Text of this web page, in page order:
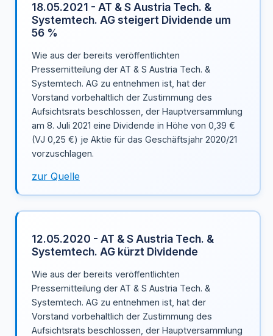
18.05.2021 - AT & S Austria Tech. &
Systemtech. AG steigert Dividende um
56 %
Wie aus der bereits veröffentlichten
Pressemitteilung der AT & S Austria Tech. &
Systemtech. AG zu entnehmen ist, hat der
Vorstand vorbehaltlich der Zustimmung des
Aufsichtsrats beschlossen, der Hauptversammlung
am 8. Juli 2021 eine Dividende in Höhe von 0,39 €
(VJ 0,25 €) je Aktie für das Geschäftsjahr 2020/21
vorzuschlagen.
zur Quelle
12.05.2020 - AT & S Austria Tech. &
Systemtech. AG kürzt Dividende
Wie aus der bereits veröffentlichten
Pressemitteilung der AT & S Austria Tech. &
Systemtech. AG zu entnehmen ist, hat der
Vorstand vorbehaltlich der Zustimmung des
Aufsichtsrats beschlossen, der Hauptversammlung